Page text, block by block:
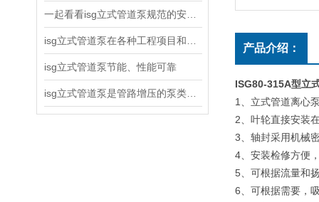
isg立式管道泵节能、性能可靠
产品介绍：
ISG80-315A型立
1 、立式管道离心
2、叶轮直接安装
3、轴封采用机械
4、安装检修方便
5、可根据流量和
6、可根据需要，